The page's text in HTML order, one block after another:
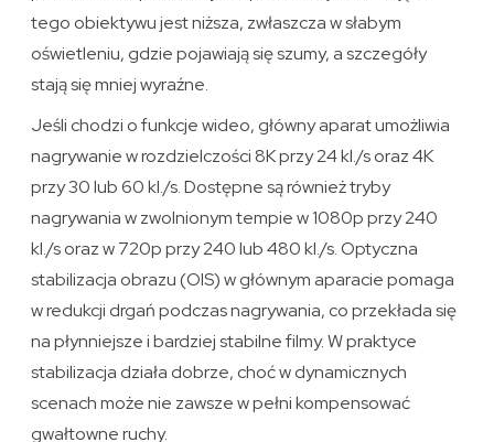
tego obiektywu jest niższa, zwłaszcza w słabym
oświetleniu, gdzie pojawiają się szumy, a szczegóły
stają się mniej wyraźne.
Jeśli chodzi o funkcje wideo, główny aparat umożliwia
nagrywanie w rozdzielczości 8K przy 24 kl./s oraz 4K
przy 30 lub 60 kl./s. Dostępne są również tryby
nagrywania w zwolnionym tempie w 1080p przy 240
kl./s oraz w 720p przy 240 lub 480 kl./s. Optyczna
stabilizacja obrazu (OIS) w głównym aparacie pomaga
w redukcji drgań podczas nagrywania, co przekłada się
na płynniejsze i bardziej stabilne filmy. W praktyce
stabilizacja działa dobrze, choć w dynamicznych
scenach może nie zawsze w pełni kompensować
gwałtowne ruchy.